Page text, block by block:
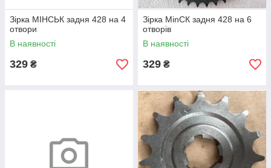
Зірка МІНСЬК задня 428 на 4
отвори
В наявності
329 ₴
Зірка MinСК задня 428 на 6
отворів
В наявності
329 ₴